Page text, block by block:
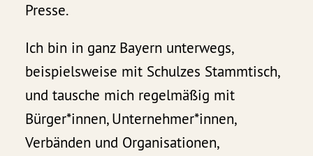
Presse.
Ich bin in ganz Bayern unterwegs,
beispielsweise mit Schulzes Stammtisch,
und tausche mich regelmäßig mit
Bürger*innen, Unternehmer*innen,
Verbänden und Organisationen,